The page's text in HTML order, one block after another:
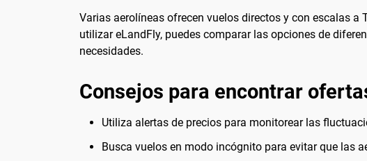
Varias aerolíneas ofrecen vuelos directos y con escalas a
utilizar eLandFly, puedes comparar las opciones de
necesidades.
Consejos para encontrar
Utiliza alertas de precios para monitorear las
Busca vuelos en modo incógnito para evitar que las